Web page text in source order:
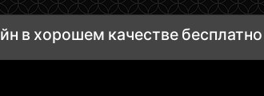
1 сезон 3 серия
Ashley's Secret
1 сезон 2 серия
Snow Globe Killer
1 сезон 1 серия
Mary's Blackmail
в хорошем качестве бесплатно